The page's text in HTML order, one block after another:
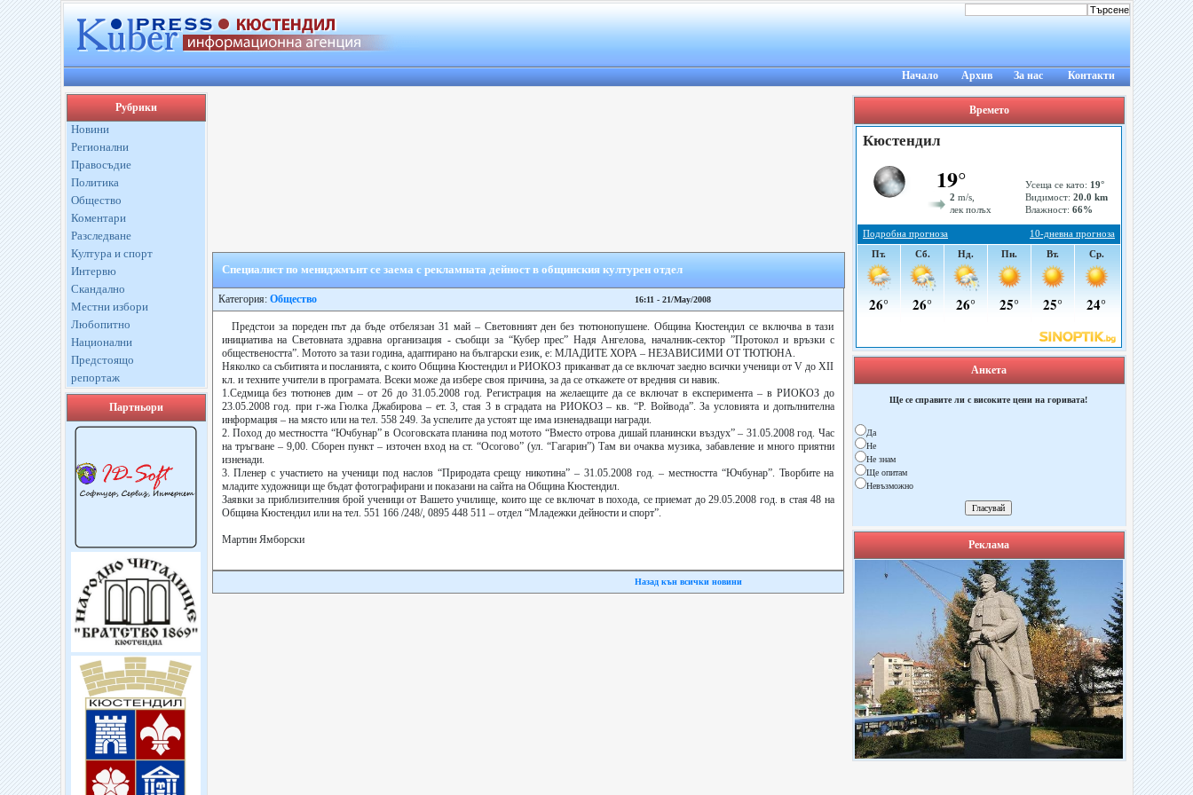
Начало Архив За нас Контакти
Рубрики
Новини
Регионални
Правосъдие
Политика
Общество
Коментари
Разследване
Култура и спорт
Интервю
Скандално
Местни избори
Любопитно
Национални
Предстоящо
репортаж
Партньори
Специалист по мениджмънт се заема с рекламната дейност в общинския културен отдел
Категория: Общество 16:11 - 21/May/2008
Предстои за пореден път да бъде отбелязан 31 май – Световният ден без тютюнопушене. Община Кюстендил се включва в тази
инициатива на Световната здравна организация - съобщи за “Кубер прес” Надя Ангелова, началник-сектор ”Протокол и връзки с
обществеността”. Мотото за тази година, адаптирано на български език, е: МЛАДИТЕ ХОРА – НЕЗАВИСИМИ ОТ ТЮТЮНА.
Няколко са събитията и посланията, с които Община Кюстендил и РИОКОЗ приканват да се включат заедно всички ученици от V до ХІІ
кл. и техните учители в програмата. Всеки може да избере своя причина, за да се откажете от вредния си навик.
1.Седмица без тютюнев дим – от 26 до 31.05.2008 год. Регистрация на желаещите да се включат в експеримента – в РИОКОЗ до
23.05.2008 год. при г-жа Гюлка Джабирова – ет. 3, стая 3 в сградата на РИОКОЗ – кв. “Р. Войвода”. За условията и допълнителна
информация – на място или на тел. 558 249. За успелите да устоят ще има изненадващи награди.
2. Поход до местността “Ючбунар” в Осоговската планина под мотото “Вместо отрова дишай планински въздух” – 31.05.2008 год. Час
на тръгване – 9,00. Сборен пункт – източен вход на ст. “Осогово” (ул. “Гагарин”) Там ви очаква музика, забавление и много приятни
изненади.
3. Пленер с участието на ученици под наслов “Природата срещу никотина” – 31.05.2008 год. – местността “Ючбунар”. Творбите на
младите художници ще бъдат фотографирани и показани на сайта на Община Кюстендил.
Заявки за приблизителния брой ученици от Вашето училище, които ще се включат в похода, се приемат до 29.05.2008 год. в стая 48 на
Община Кюстендил или на тел. 551 166 /248/, 0895 448 511 – отдел “Младежки дейности и спорт”.
Мартин Ямборски
Назад кън всички новини
Времето
Анкета
Ще се справите ли с високите цени на горивата!
Да
Не
Не знам
Ще опитам
Невъзможно
Реклама